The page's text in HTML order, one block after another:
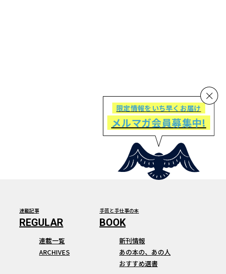
限定情報をいち早くお届け
メルマガ会員募集中!
連載記事
連載一覧
ARCHIVES
手芸と手仕事の本
新刊情報
あの本の、あの人
おすすめ選書